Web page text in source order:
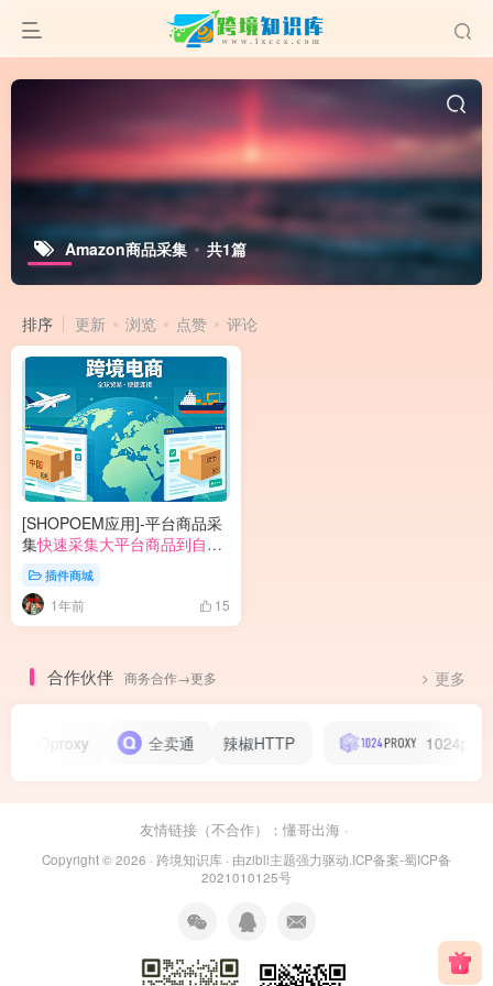
Amazon商品采集 共1篇
排序 更新 浏览 点赞 评论
[SHOPOEM应用]-平台商品采
集快速采集大平台商品到自己
网站插件商城
1年前 15
合作伙伴 商务合作→更多 更多
ZOOproxy 全卖通 辣椒HTTP 1024proxy
友情链接（不合作）： 懂哥出海 ·
Copyright © 2026 · 跨境知识库 · 由zibll主题强力驱动.ICP备案-蜀ICP备
2021010125号